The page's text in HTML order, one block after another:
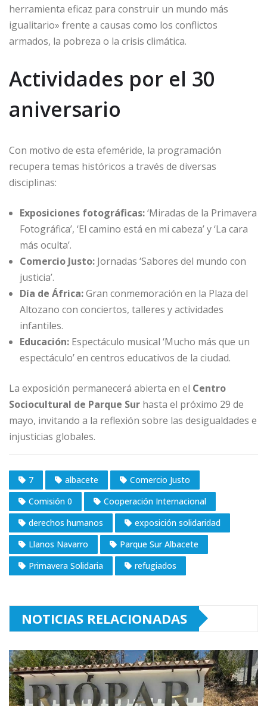
herramienta eficaz para construir un mundo más
igualitario» frente a causas como los conflictos
armados, la pobreza o la crisis climática.
Actividades por el 30
aniversario
Con motivo de esta efeméride, la programación
recupera temas históricos a través de diversas
disciplinas:
Exposiciones fotográficas:‘Miradas de la Primavera
Fotográfica’, ‘El camino está en mi cabeza’ y ‘La cara
más oculta’.
Comercio Justo: Jornadas ‘Sabores del mundo con
justicia’.
Día de África:Gran conmemoración en la Plaza del
Altozano con conciertos, talleres y actividades
infantiles.
Educación: Espectáculo musical ‘Mucho más que un
espectáculo’ en centros educativos de la ciudad.
La exposición permanecerá abierta en el Centro
Sociocultural de Parque Sur hasta el próximo 29 de
mayo, invitando a la reflexión sobre las desigualdades e
injusticias globales.
7 albacete
Comercio Justo
Comisión 0
Cooperación Internacional
derechos humanos
exposición solidaridad
Llanos Navarro
Parque Sur Albacete
Primavera Solidaria
refugiados
NOTICIAS RELACIONADAS